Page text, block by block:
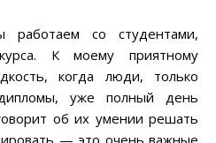
со студентами,
К моему приятному
когда люди, только
уже полный день
об их умении решать